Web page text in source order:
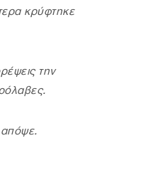
κρύφτηκε
την